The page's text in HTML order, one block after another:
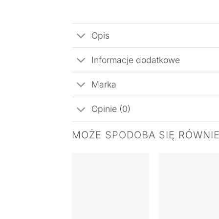
Opis
Informacje dodatkowe
Marka
Opinie (0)
MOŻE SPODOBA SIĘ